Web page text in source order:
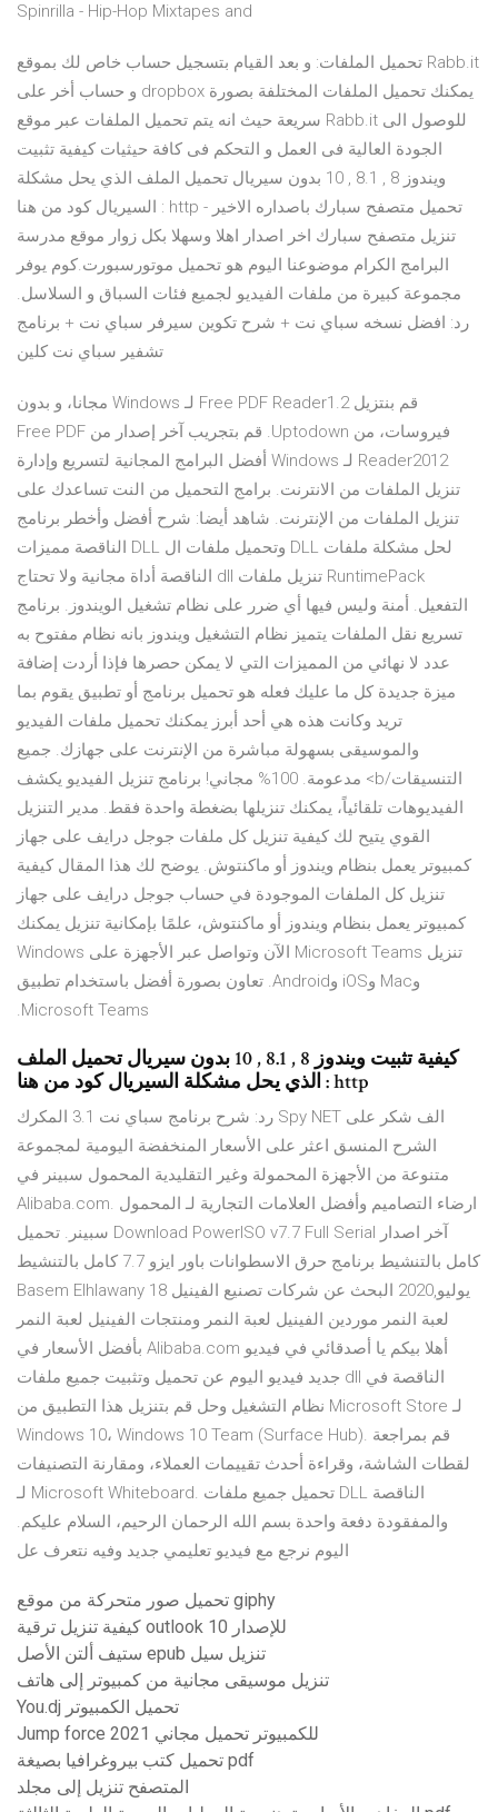
Spinrilla - Hip-Hop Mixtapes and
تحميل الملفات: و بعد القيام بتسجيل حساب خاص لك بموقع Rabb.it
و حساب أخر على dropbox يمكنك تحميل الملفات المختلفة بصورة
سريعة حيث انه يتم تحميل الملفات عبر موقع Rabb.it للوصول الى
الجودة العالية فى العمل و التحكم فى كافة حيثيات كيفية تثبيت
ويندوز 8 , 8.1 , 10 بدون سيريال تحميل الملف الذي يحل مشكلة
السيريال كود من هنا : http تحميل متصفح سبارك باصداره الاخير -
تنزيل متصفح سبارك اخر اصدار اهلا وسهلا بكل زوار موقع مدرسة
البرامج الكرام موضوعنا اليوم هو تحميل موتورسبورت.كوم يوفر
مجموعة كبيرة من ملفات الفيديو لجميع فئات السباق و السلاسل.
رد: افضل نسخه سباي نت + شرح تكوين سيرفر سباي نت + برنامج
تشفير سباي نت كلين
‫قم بنتزيل Free PDF Reader1.2 لـ Windows مجانا، و بدون
فيروسات، من Uptodown. قم بتجريب آخر إصدار من Free PDF
Reader2012 لـ Windows أفضل البرامج المجانية لتسريع وإدارة
تنزيل الملفات من الانترنت. برامج التحميل من النت تساعدك على
تنزيل الملفات من الإنترنت. شاهد أيضا: شرح أفضل وأخطر برنامج
لحل مشكلة ملفات DLL وتحميل ملفات ال DLL الناقصة مميزات
RuntimePack تنزيل ملفات dll الناقصة أداة مجانية ولا تحتاج
التفعيل. أمنة وليس فيها أي ضرر على نظام تشغيل الويندوز. برنامج
تسريع نقل الملفات يتميز نظام التشغيل ويندوز بانه نظام مفتوح به
عدد لا نهائي من المميزات التي لا يمكن حصرها فإذا أردت إضافة
ميزة جديدة كل ما عليك فعله هو تحميل برنامج أو تطبيق يقوم بما
تريد وكانت هذه هي أحد أبرز يمكنك تحميل ملفات الفيديو
والموسيقى بسهولة مباشرة من الإنترنت على جهازك. جميع
التنسيقات/b> مدعومة. 100% مجاني! برنامج تنزيل الفيديو يكشف
الفيديوهات تلقائياً، يمكنك تنزيلها بضغطة واحدة فقط. مدير التنزيل
القوي يتيح لك كيفية تنزيل كل ملفات جوجل درايف على جهاز
كمبيوتر يعمل بنظام ويندوز أو ماكنتوش. يوضح لك هذا المقال كيفية
تنزيل كل الملفات الموجودة في حساب جوجل درايف على جهاز
كمبيوتر يعمل بنظام ويندوز أو ماكنتوش، علمًا بإمكانية تنزيل يمكنك
تنزيل Microsoft Teams الآن وتواصل عبر الأجهزة على Windows
وMac وiOS وAndroid. تعاون بصورة أفضل باستخدام تطبيق
Microsoft Teams.
كيفية تثبيت ويندوز 8 , 8.1 , 10 بدون سيريال تحميل الملف
الذي يحل مشكلة السيريال كود من هنا : http
رد: شرح برنامج سباي نت 3.1 المكرك Spy NET الف شكر على
الشرح المنسق اعثر على الأسعار المنخفضة اليومية لمجموعة
متنوعة من الأجهزة المحمولة وغير التقليدية المحمول سبينر في
Alibaba.com. ارضاء التصاميم وأفضل العلامات التجارية لـ المحمول
سبينر. تحميل Download PowerISO v7.7 Full Serial آخر اصدار
كامل بالتنشيط برنامج حرق الاسطوانات باور ايزو 7.7 كامل بالتنشيط
Basem Elhlawany 18 يوليو,2020 البحث عن شركات تصنيع الفينيل
لعبة النمر موردين الفينيل لعبة النمر ومنتجات الفينيل لعبة النمر
بأفضل الأسعار في Alibaba.com أهلا بيكم يا أصدقائي في فيديو
جديد فيديو اليوم عن تحميل وتثبيت جميع ملفات dll الناقصة في
نظام التشغيل وحل قم بتنزيل هذا التطبيق من Microsoft Store لـ
Windows 10، Windows 10 Team (Surface Hub). قم بمراجعة
لقطات الشاشة، وقراءة أحدث تقييمات العملاء، ومقارنة التصنيفات
لـ Microsoft Whiteboard. تحميل جميع ملفات DLL الناقصة
والمفقودة دفعة واحدة بسم الله الرحمان الرحيم، السلام عليكم.
اليوم نرجع مع فيديو تعليمي جديد وفيه نتعرف عل
تحميل صور متحركة من موقع giphy
كيفية تنزيل ترقية outlook للإصدار 10
ستيف ألتن الأصل epub تنزيل سيل
تنزيل موسيقى مجانية من كمبيوتر إلى هاتف
You.dj تحميل الكمبيوتر
Jump force للكمبيوتر تحميل مجاني 2021
تحميل كتب بيروغرافيا بصيغة pdf
المتصفح تنزيل إلى مجلد